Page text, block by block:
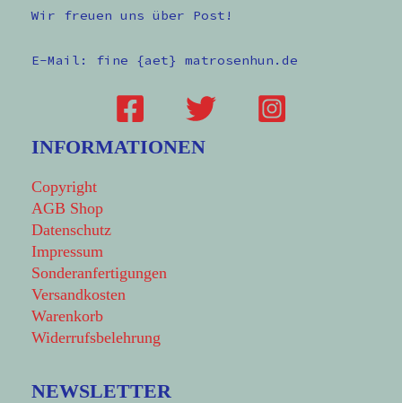
Wir freuen uns über Post!
E-Mail: fine {aet} matrosenhun.de
INFORMATIONEN
Copyright
AGB Shop
Datenschutz
Impressum
Sonderanfertigungen
Versandkosten
Warenkorb
Widerrufsbelehrung
NEWSLETTER